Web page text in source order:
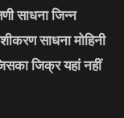
साधना जिन्न
साधना मोहिनी
जिक्र यहां नहीं